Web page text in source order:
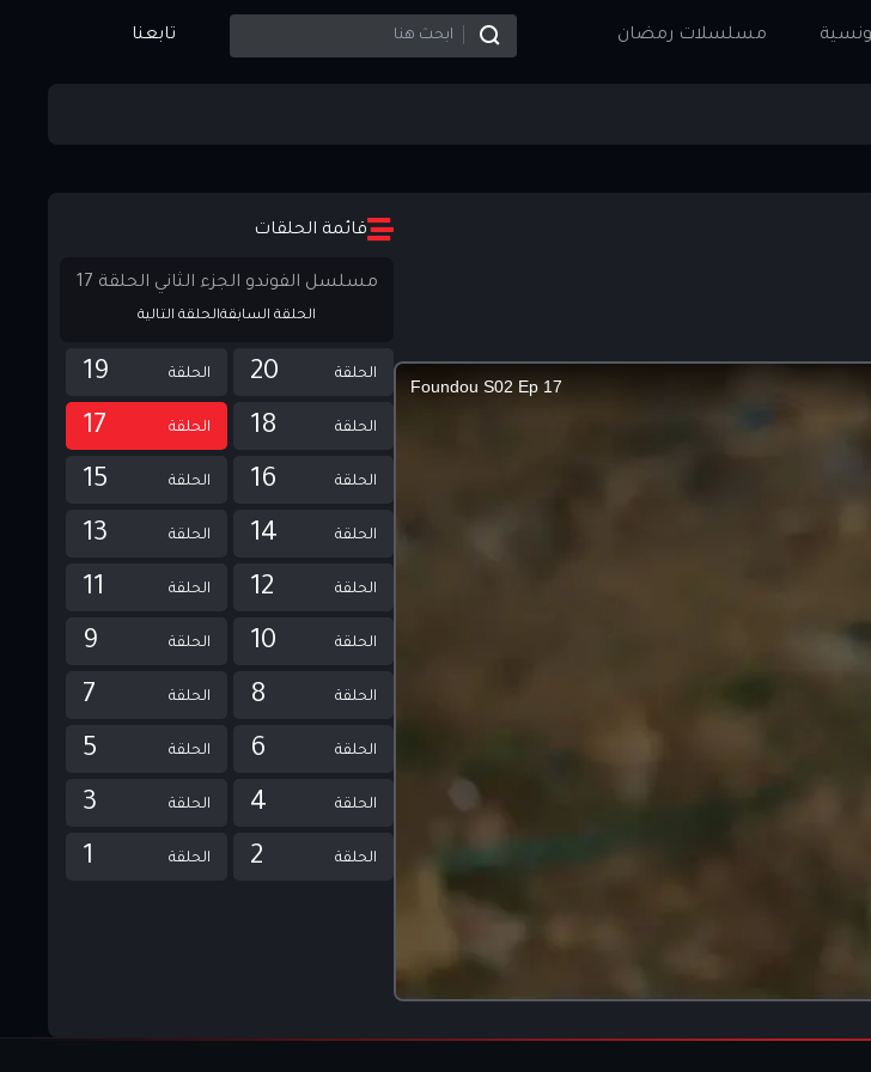
مسلسلات رمضان تابعنا
قائمة الحلقات
مسلسل الفوندو الجزء الثاني الحلقة 17
الحلقة السابقةالحلقة التالية
الحلقة 20 الحلقة 19
الحلقة 18 الحلقة 17
الحلقة 16 الحلقة 15
الحلقة 14 الحلقة 13
الحلقة 12 الحلقة 11
الحلقة 10 الحلقة 9
الحلقة 8 الحلقة 7
الحلقة 6 الحلقة 5
الحلقة 4 الحلقة 3
الحلقة 2 الحلقة 1